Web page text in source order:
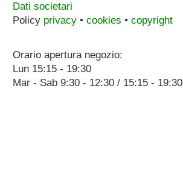
Dati societari
Policy privacy• cookies • copyright
Orario apertura negozio:
Lun 15:15 - 19:30
Mar - Sab 9:30 - 12:30 / 15:15 - 19:30